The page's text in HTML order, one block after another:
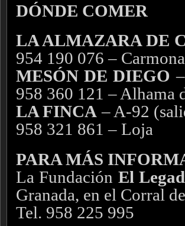
DÓNDE COMER
LA ALMAZARA DE
954 190 076 – Carmona
MESÓN DE DIEGO
958 360 121 – Alhama
LA FINCA – A-92
958 321 861 – Loja
PARA MÁS
La Fundación El
Granada, en el Corral
Tel. 958 225 995